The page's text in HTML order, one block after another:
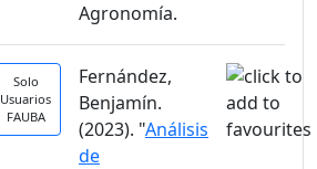
Agronomía.
Solo
Usuarios
FAUBA
Fernández,
Benjamín.
(2023). "Análisis
de